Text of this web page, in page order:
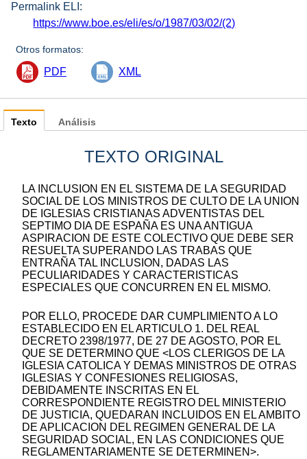
Permalink ELI:
https://www.boe.es/eli/es/o/1987/03/02/(2)
Otros formatos:
PDF XML
Texto
TEXTO ORIGINAL
LA INCLUSION EN EL SISTEMA DE LA SEGURIDAD
SOCIAL DE LOS MINISTROS DE CULTO DE LA UNION
DE IGLESIAS CRISTIANAS ADVENTISTAS DEL
SEPTIMO DIA DE ESPAÑA ES UNA ANTIGUA
ASPIRACION DE ESTE COLECTIVO QUE DEBE SER
RESUELTA SUPERANDO LAS TRABAS QUE
ENTRAÑA TAL INCLUSION, DADAS LAS
PECULIARIDADES Y CARACTERISTICAS
ESPECIALES QUE CONCURREN EN EL MISMO.
POR ELLO, PROCEDE DAR CUMPLIMIENTO A LO
ESTABLECIDO EN EL ARTICULO 1. DEL REAL
DECRETO 2398/1977, DE 27 DE AGOSTO, POR EL
QUE SE DETERMINO QUE <LOS CLERIGOS DE LA
IGLESIA CATOLICA Y DEMAS MINISTROS DE OTRAS
IGLESIAS Y CONFESIONES RELIGIOSAS,
DEBIDAMENTE INSCRITAS EN EL
CORRESPONDIENTE REGISTRO DEL MINISTERIO
DE JUSTICIA, QUEDARAN INCLUIDOS EN EL AMBITO
DE APLICACION DEL REGIMEN GENERAL DE LA
SEGURIDAD SOCIAL, EN LAS CONDICIONES QUE
REGLAMENTARIAMENTE SE DETERMINEN>.
Análisis